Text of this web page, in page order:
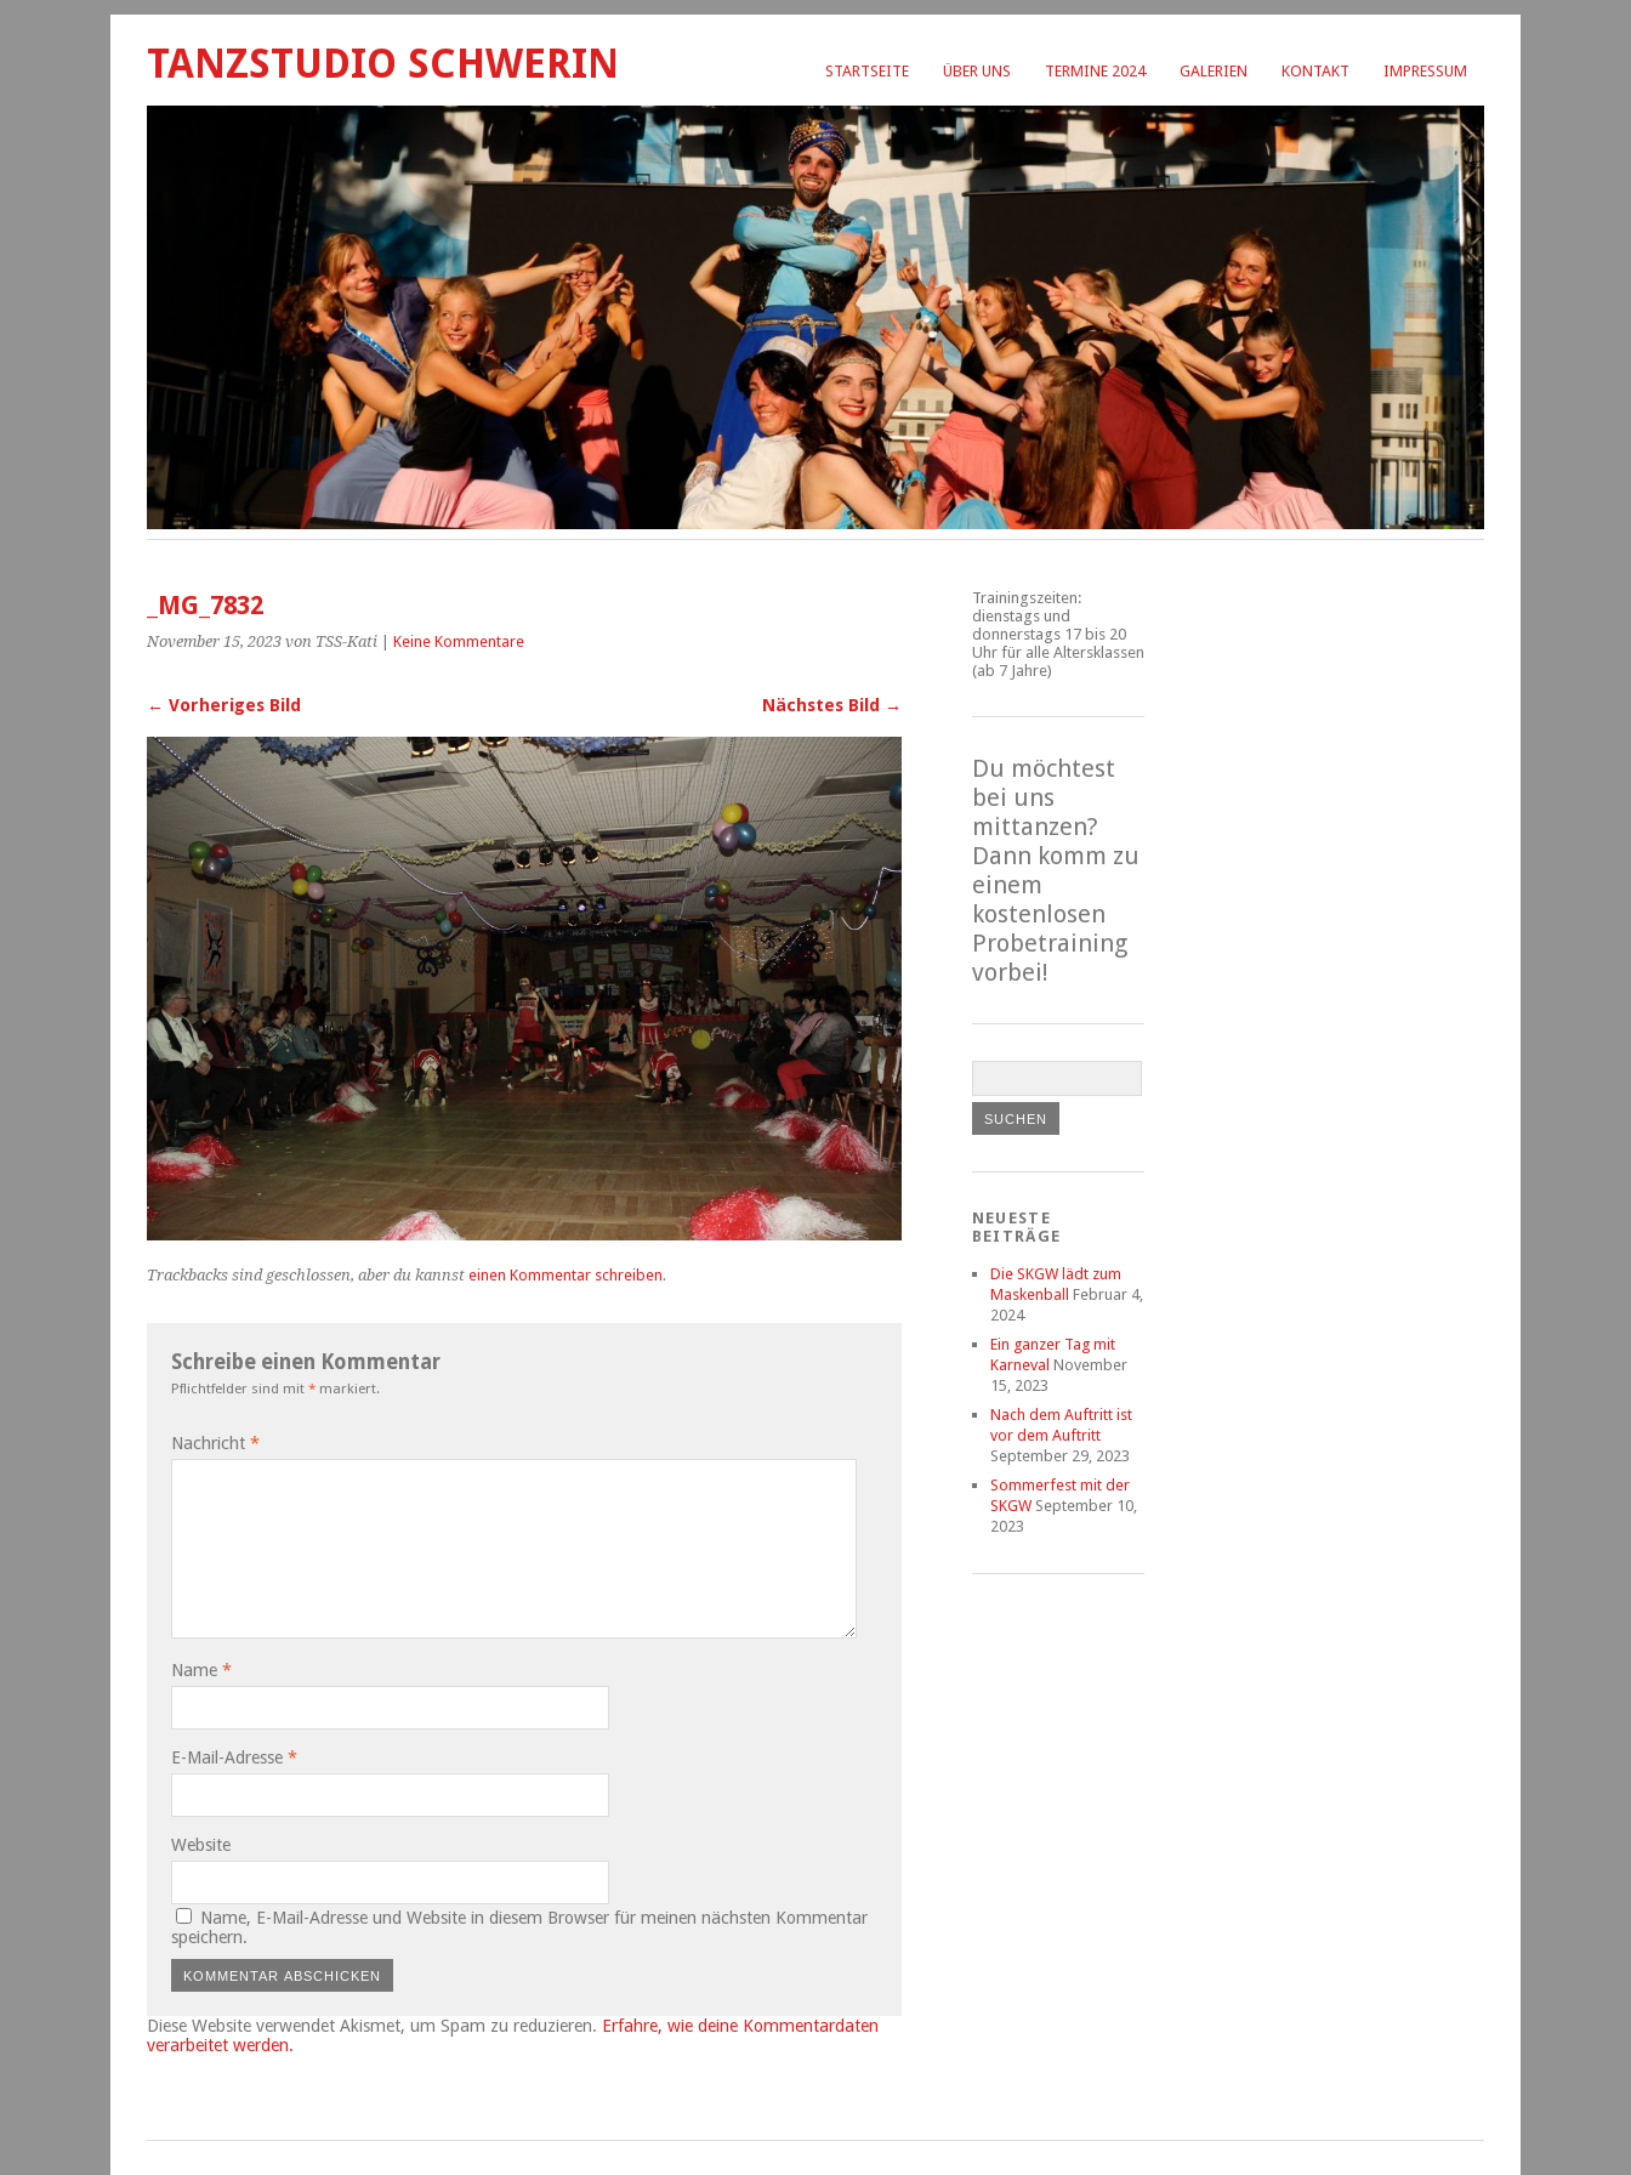
STARTSEITE ÜBER UNS TERMINE 2024 GALERIEN KONTAKT IMPRESSUM
TANZSTUDIO SCHWERIN
_MG_7832
November 15, 2023 von TSS-Kati Keine Kommentare
← Vorheriges Bild Nächstes Bild →
Trackbacks sind geschlossen, aber du kannst einen Kommentar schreiben.
Schreibe einen Kommentar
Pflichtfelder sind mit * markiert.
Nachricht *
Name *
E-Mail-Adresse *
Website
Name, E-Mail-Adresse und Website in diesem Browser für meinen nächsten Kommentar
speichern.
Diese Website verwendet Akismet, um Spam zu reduzieren. Erfahre, wie deine Kommentardaten
verarbeitet werden.
Trainingszeiten:
dienstags und
donnerstags 17 bis 20
Uhr für alle Altersklassen
(ab 7 Jahre)
Du möchtest
bei uns
mittanzen?
Dann komm zu
einem
kostenlosen
Probetraining
vorbei!
NEUESTE
BEITRÄGE
Die SKGW lädt zum
Maskenball
Februar 4,
2024
Ein ganzer Tag mit
Karneval November
15, 2023
Nach dem Auftritt ist
vor dem Auftritt
September 29, 2023
Sommerfest mit der
SKGW September 10,
2023